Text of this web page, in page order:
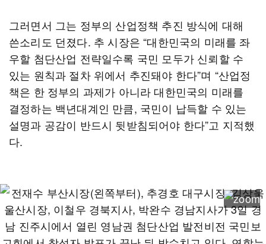
그러면서 그는 정부의 산업정책 추진 방식에 대해
쓴소리도 던졌다. 추 시장은 “대한민국의 미래를 좌
우할 첨단산업 전략일수록 국민 모두가 신뢰할 수
있는 원칙과 절차 위에서 추진돼야 한다”며 “산업정
책은 한 정부의 과제가 아니라 대한민국의 미래를
결정하는 백년대계인 만큼, 국민이 납득할 수 있는
설명과 공감이 반드시 뒷받침되어야 한다”고 지적했
다.